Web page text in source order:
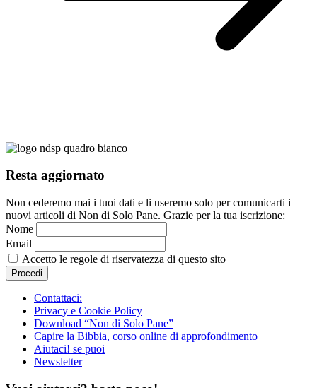
Resta aggiornato
Non cederemo mai i tuoi dati e li useremo solo per comunicarti i
nuovi articoli di Non di Solo Pane. Grazie per la tua iscrizione:
Nome
Email
Accetto le regole di riservatezza di questo sito
Contattaci:
Privacy e Cookie Policy
Download “Non di Solo Pane”
Capire la Bibbia, corso online di approfondimento
Aiutaci! se puoi
Newsletter